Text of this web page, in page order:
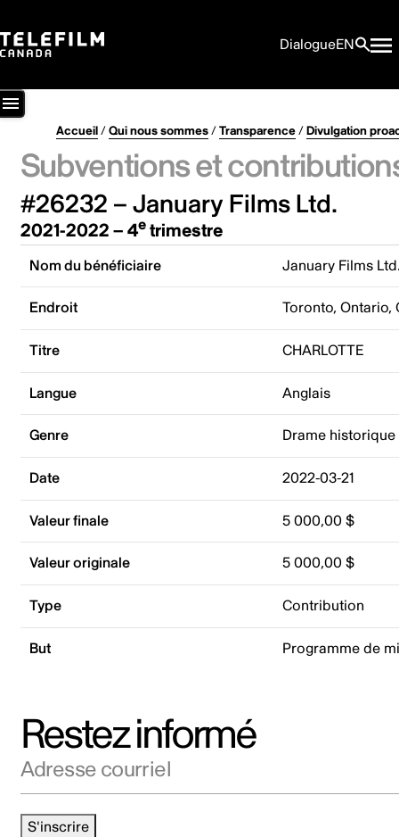
DialogueEN
Accueil/Qui nous sommes/Transparence/Divulgation
Subventions et
#26232 – January Films Ltd.
2021-2022 – 4etrimestre
Nom du bénéficiaire January Films
Endroit Toronto, Ontario,
Titre CHARLOTTE
Langue Anglais
Genre Drame historique
Date 2022-03-21
Valeur finale 5 000,00 $
Valeur originale 5 000,00 $
Type Contribution
But Programme de
Restez informé
S'inscrire